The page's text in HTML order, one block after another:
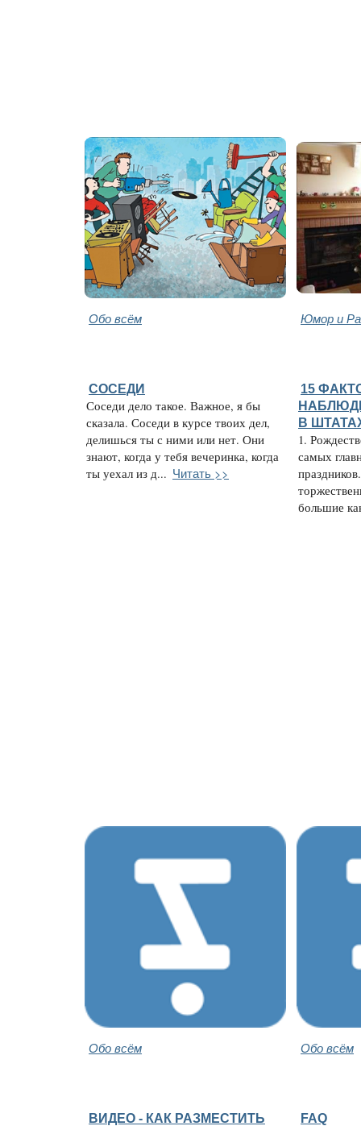
Обо всём Юмор и
СОСЕДИ
Соседи дело такое. Важное, я бы
сказала. Соседи в курсе твоих дел,
делишься ты с ними или нет. Они
знают, когда у тебя вечеринка, когда
ты уехал из д... Читать >>
15
В
1.
самых
большие
Обо всём Обо всём
ВИДЕО - КАК РАЗМЕСТИТЬ
FAQ